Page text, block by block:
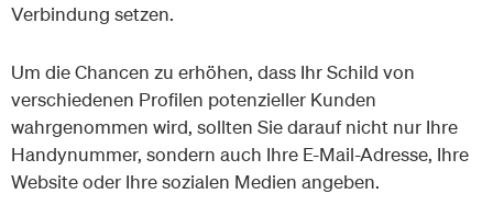
Verbindung setzen.
Um die Chancen zu erhöhen, dass Ihr Schild von
verschiedenen Profilen potenzieller Kunden
wahrgenommen wird, sollten Sie darauf nicht nur Ihre
Handynummer, sondern auch Ihre E-Mail-Adresse, Ihre
Website oder Ihre sozialen Medien angeben.